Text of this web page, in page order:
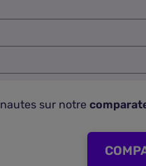
sur notre